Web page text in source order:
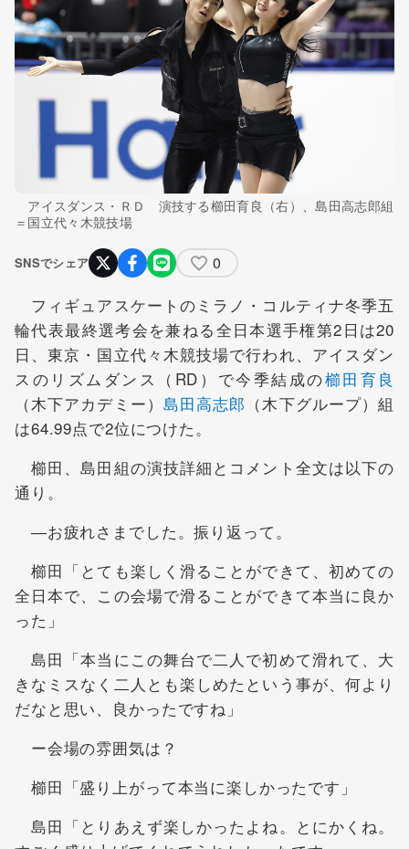
アイスダンス・ＲＤ 演技する櫛田育良（右）、島田高志郎組
＝国立代々木競技場
SNSでシェア 0
フィギュアスケートのミラノ・コルティナ冬季五
輪代表最終選考会を兼ねる全日本選手権第2日は20
日、東京・国立代々木競技場で行われ、アイスダン
スのリズムダンス（RD）で今季結成の櫛田育良
（木下アカデミー） 島田高志郎 （木下グループ）組
は64.99点で2位につけた。
櫛田、島田組の演技詳細とコメント全文は以下の
通り。
―お疲れさまでした。振り返って。
櫛田「とても楽しく滑ることができて、初めての
全日本で、この会場で滑ることができて本当に良か
った」
島田「本当にこの舞台で二人で初めて滑れて、大
きなミスなく二人とも楽しめたという事が、何より
だなと思い、良かったですね」
ー会場の雰囲気は？
櫛田「盛り上がって本当に楽しかったです」
島田「とりあえず楽しかったよね。とにかくね。